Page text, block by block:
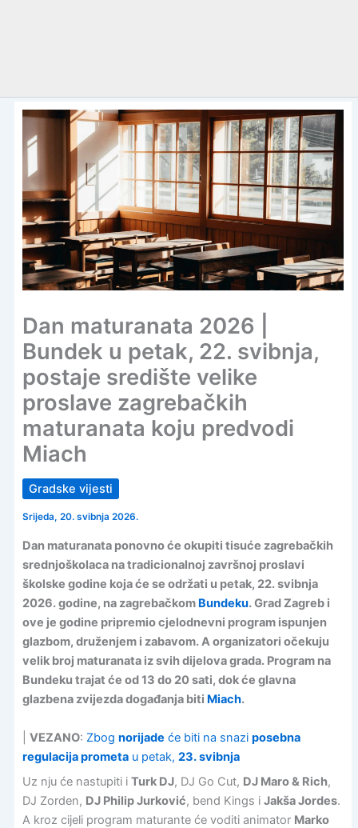
Dan maturanata 2026 |
Bundek u petak, 22. svibnja,
postaje središte velike
proslave zagrebačkih
maturanata koju predvodi
Miach
Gradske vijesti
Srijeda, 20. svibnja 2026.
Dan maturanata ponovno će okupiti tisuće zagrebačkih
srednjoškolaca na tradicionalnoj završnoj proslavi
školske godine koja će se održati u petak, 22. svibnja
2026. godine, na zagrebačkom Bundeku. Grad Zagreb i
ove je godine pripremio cjelodnevni program ispunjen
glazbom, druženjem i zabavom. A organizatori očekuju
velik broj maturanata iz svih dijelova grada. Program na
Bundeku trajat će od 13 do 20 sati, dok će glavna
glazbena zvijezda događanja biti Miach.
VEZANO: Zbog norijade će biti na snazi posebna
regulacija prometau petak, 23. svibnja
Uz nju će nastupiti i Turk DJ, DJ Go Cut, DJ Maro & Rich,
DJ Zorden, DJ Philip Jurković, bend Kings i Jakša Jordes.
A kroz cijeli program maturante će voditi animator Marko